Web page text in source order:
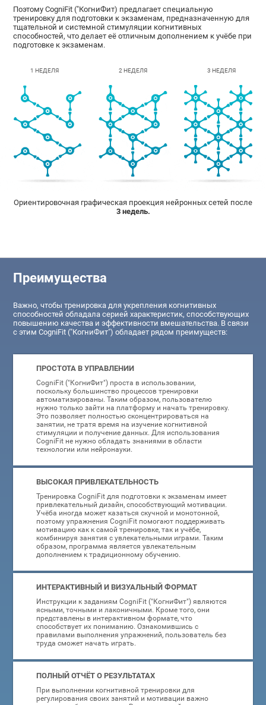
Поэтому CogniFit ("КогниФит) предлагает специальную
тренировку для подготовки к экзаменам, предназначенную для
тщательной и системной стимуляции когнитивных
способностей, что делает её отличным дополнением к учёбе при
подготовке к экзаменам.
1 НЕДЕЛЯ 2 НЕДЕЛЯ 3 НЕДЕЛЯ
Ориентировочная графическая проекция нейронных сетей после
3 недель.
Преимущества
Важно, чтобы тренировка для укрепления когнитивных
способностей обладала серией характеристик, способствующих
повышению качества и эффективности вмешательства. В связи
с этим CogniFit ("КогниФит") обладает рядом преимуществ:
ПРОСТОТА В УПРАВЛЕНИИ
CogniFit ("КогниФит") проста в использовании,
поскольку большинство процессов тренировки
автоматизированы. Таким образом, пользователю
нужно только зайти на платформу и начать тренировку.
Это позволяет полностью сконцентрироваться на
занятии, не тратя время на изучение когнитивной
стимуляции и получение данных. Для использования
CogniFit не нужно обладать знаниями в области
технологии или нейронауки.
ВЫСОКАЯ ПРИВЛЕКАТЕЛЬНОСТЬ
Тренировка CogniFit для подготовки к экзаменам имеет
привлекательный дизайн, способствующий мотивации.
Учёба иногда может казаться скучной и монотонной,
поэтому упражнения CogniFit помогают поддерживать
мотивацию как к самой тренировке, так и учёбе,
комбинируя занятия с увлекательными играми. Таким
образом, программа является увлекательным
дополнением к традиционному обучению.
ИНТЕРАКТИВНЫЙ И ВИЗУАЛЬНЫЙ ФОРМАТ
Инструкции к заданиям CogniFit ("КогниФит") являются
ясными, точными и лаконичными. Кроме того, они
представлены в интерактивном формате, что
способствует их пониманию. Ознакомившись с
правилами выполнения упражнений, пользователь без
труда сможет начать играть.
ПОЛНЫЙ ОТЧЁТ О РЕЗУЛЬТАТАХ
При выполнении когнитивной тренировки для
регулирования своих занятий и мотивации важно